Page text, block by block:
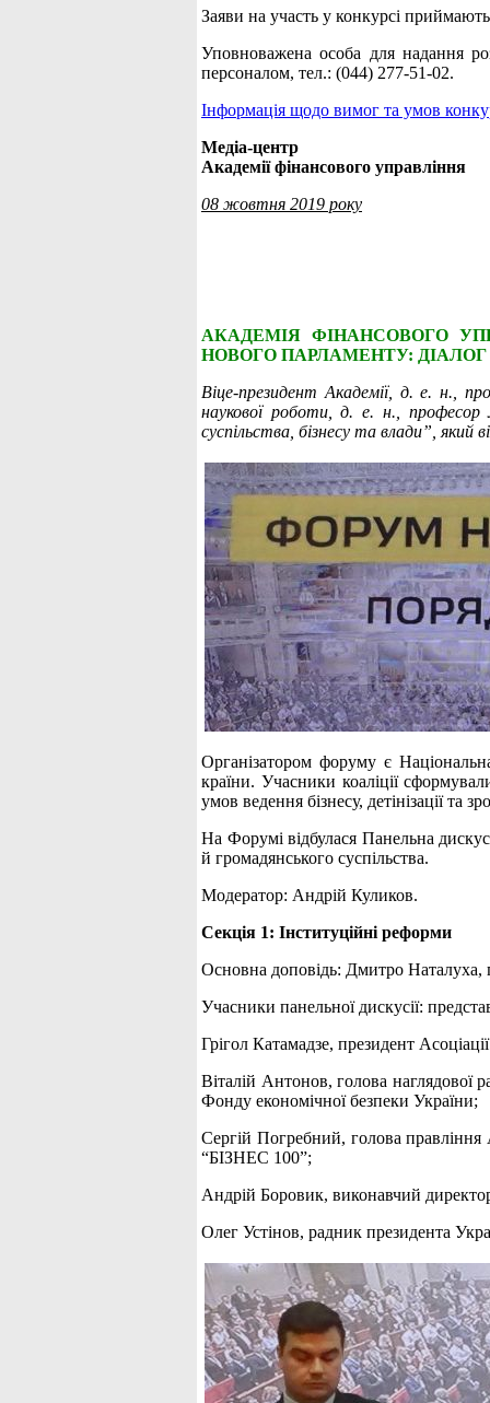
Заяви на участь у конкурсі
Уповноважена особа для надання
персоналом, тел.: (044) 277-51-02.
Інформація щодо вимог та умов
Медіа-центр
Академії фінансового управління
08 жовтня 2019 року
АКАДЕМІЯ ФІНАНСОВОГО
НОВОГО ПАРЛАМЕНТУ:
Віце-президент Академії, д. е. н.,
наукової роботи, д. е. н., професор
суспільства, бізнесу та влади”, який
Організатором форуму є
країни. Учасники коаліції
умов ведення бізнесу, детінізації та
На Форумі відбулася Панельна
й громадянського суспільства.
Модератор: Андрій Куликов.
Секція 1: Інституційні реформи
Основна доповідь: Дмитро Наталуха,
Учасники панельної дискусії:
Грігол Катамадзе, президент
Віталій Антонов, голова
Фонду економічної безпеки України;
Сергій Погребний, голова правління
“БІЗНЕС 100”;
Андрій Боровик, виконавчий
Олег Устінов, радник президента